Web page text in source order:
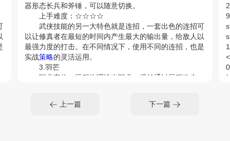
器形态长兵和斧锤，可以随意切换。
上手难度：☆☆☆☆
武侠技能的另一大特色就是连招，一套出色的连招可
以让修真者在最短的时间内产生最大的输出量，给敌人以
最强力度的打击。在不同情况下，使用不同的连招，也是
实战策略的灵活运用。
3.羽芒
职业定位：远程物理输出职业，擅长通过远程攻击，
羽芒的伤害比较强，尤其是单体输出能力，更是远远
上一篇 下一篇